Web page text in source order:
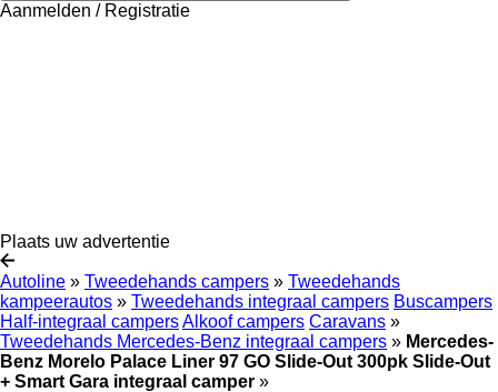
Aanmelden / Registratie
Plaats uw advertentie
Autoline » Tweedehands campers » Tweedehands
kampeerautos » Tweedehands integraal campers Buscampers
Half-integraal campersAlkoof campers Caravans »
Tweedehands Mercedes-Benz integraal campers » Mercedes-
Benz Morelo Palace Liner 97 GO Slide-Out 300pk Slide-Out
+ Smart Gara integraal camper »